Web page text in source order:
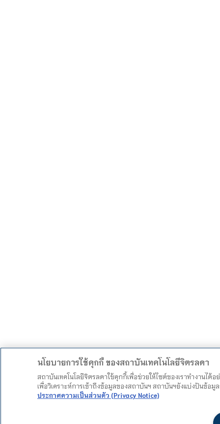
นโยบายการใช้คุกกี้ ของสถาบันเทคโนโลยีจิตรลดา
สถาบันเทคโนโลยีจิตรลดาใช้คุกกี้เพื่อช่วยให้ไซต์ของเราทำงานไ
เพื่อวิเคราะห์การเข้าถึงข้อมูลของสถาบันฯ สถาบันฯยังแบ่งปันข้อ
ประกาศความเป็นส่วนตัว (Privacy Notice)